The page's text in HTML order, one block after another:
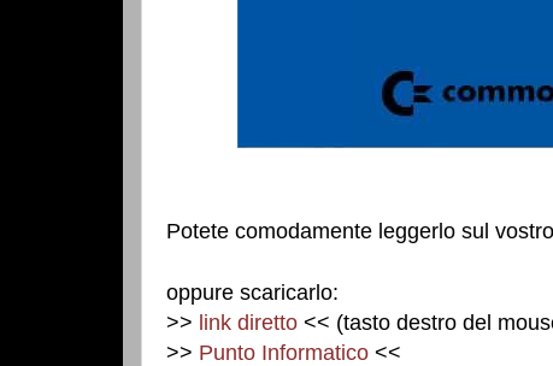
Potete comodamente leggerlo sul
oppure scaricarlo:
>> link diretto << (tasto destro del
>> Punto Informatico <<